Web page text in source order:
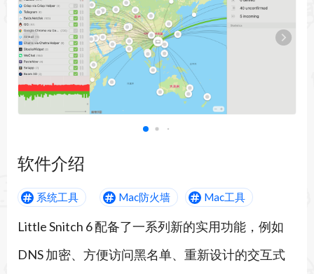
软件介绍
系统工具 Mac防火墙 Mac工具
Little Snitch 6 配备了一系列新的实用功能，例如
DNS 加密、方便访问黑名单、重新设计的交互式